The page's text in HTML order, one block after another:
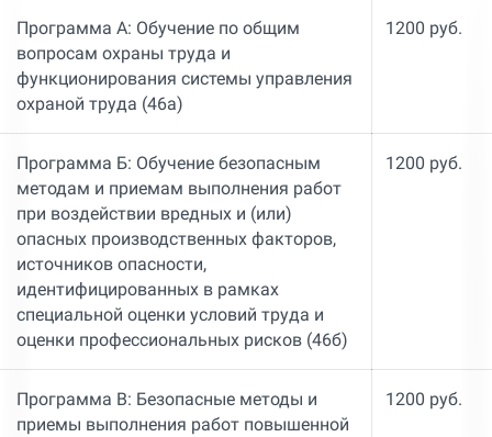
Программа А: Обучение по общим
вопросам охраны труда и
функционирования системы управления
охраной труда (46а)
1200 руб.
Программа Б: Обучение безопасным
методам и приемам выполнения работ
при воздействии вредных и (или)
опасных производственных факторов,
источников опасности,
идентифицированных в рамках
специальной оценки условий труда и
оценки профессиональных рисков (46б)
1200 руб.
Программа В: Безопасные методы и
приемы выполнения работ повышенной
1200 руб.